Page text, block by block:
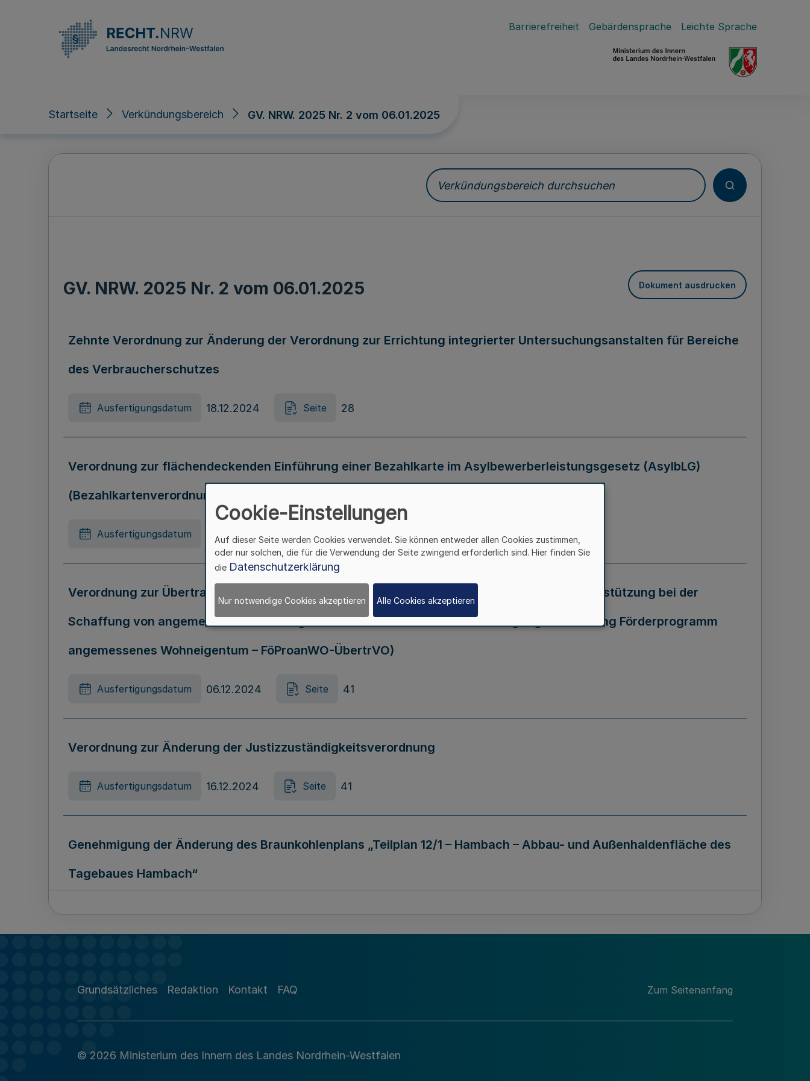
Barrierefreiheit Gebärdensprache Leichte Sprache
Startseite Verkündungsbereich GV. NRW. 2025 Nr. 2 vom 06.01.2025
Verkündungsbereich durchsuchen
GV. NRW. 2025 Nr. 2 vom 06.01.2025 Dokument ausdrucken
Zehnte Verordnung zur Änderung der Verordnung zur Errichtung integrierter Untersuchungsanstalten für Bereiche
des Verbraucherschutzes
Ausfertigungsdatum 18.12.2024 Seite 28
Verordnung zur flächendeckenden Einführung einer Bezahlkarte im Asylbewerberleistungsgesetz (AsylbLG)
(Bezahlkartenverordnung NRW-BKV NRW)
Ausfertigungsdatum 02.01.2025 Seite
Verordnung zur Übertragung der Durchführung des Programms „Förderprogramm zur Unterstützung bei der
Schaffung von angemessenem Wohneigentum“ auf die NRW.BANK (Übertragungsverordnung Förderprogramm
angemessenes Wohneigentum – FöProanWO-ÜbertrVO)
Ausfertigungsdatum 06.12.2024 Seite 41
Verordnung zur Änderung der Justizzuständigkeitsverordnung
Ausfertigungsdatum 16.12.2024 Seite 41
Genehmigung der Änderung des Braunkohlenplans „Teilplan 12/1 – Hambach – Abbau- und Außenhaldenfläche des
Tagebaues Hambach“
Ausfertigungsdatum 19.12.2024 Seite 41
Grundsätzliches Redaktion Kontakt FAQ Zum Seitenanfang
© 2026 Ministerium des Innern des Landes Nordrhein-Westfalen
Cookie-Einstellungen
Auf dieser Seite werden Cookies verwendet. Sie können entweder allen Cookies zustimmen,
oder nur solchen, die für die Verwendung der Seite zwingend erforderlich sind. Hier finden Sie
die Datenschutzerklärung
Nur notwendige Cookies akzeptieren Alle Cookies akzeptieren